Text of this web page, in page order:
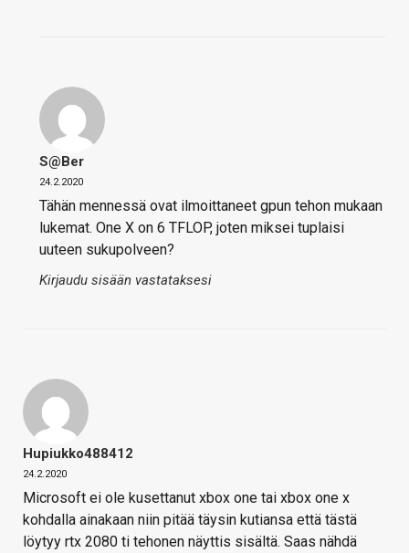
S@ber
24.2.2020
Tähän mennessä ovat ilmoittaneet gpun tehon mukaan
lukemat. One X on 6 TFLOP, joten miksei tuplaisi
uuteen sukupolveen?
Kirjaudu sisään vastataksesi
Hupiukko488412
24.2.2020
Microsoft ei ole kusettanut xbox one tai xbox one x
kohdalla ainakaan niin pitää täysin kutiansa että tästä
löytyy rtx 2080 ti tehonen näyttis sisältä. Saas nähdä